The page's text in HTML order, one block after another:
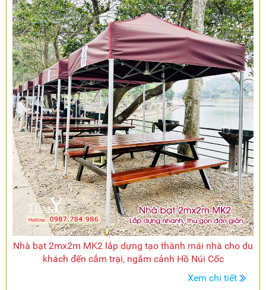
Nhà bạt 2mx2m MK2 lắp dựng tạo thành mái nhà cho du
khách đến cắm trại, ngắm cảnh Hồ Núi Cốc
Xem chi tiết